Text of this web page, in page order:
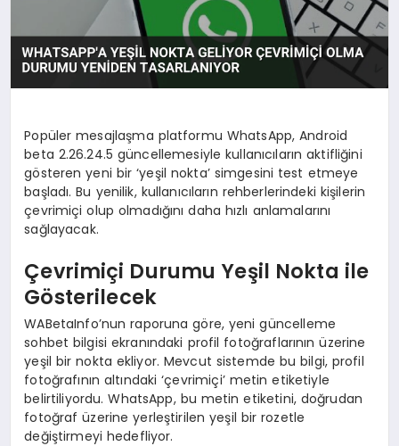
Popüler mesajlaşma platformu WhatsApp, Android
beta 2.26.24.5 güncellemesiyle kullanıcıların aktifliğini
gösteren yeni bir ‘yeşil nokta’ simgesini test etmeye
başladı. Bu yenilik, kullanıcıların rehberlerindeki kişilerin
çevrimiçi olup olmadığını daha hızlı anlamalarını
sağlayacak.
Çevrimiçi Durumu Yeşil Nokta ile
Gösterilecek
WABetaInfo’nun raporuna göre, yeni güncelleme
sohbet bilgisi ekranındaki profil fotoğraflarının üzerine
yeşil bir nokta ekliyor. Mevcut sistemde bu bilgi, profil
fotoğrafının altındaki ‘çevrimiçi’ metin etiketiyle
belirtiliyordu. WhatsApp, bu metin etiketini, doğrudan
fotoğraf üzerine yerleştirilen yeşil bir rozetle
değiştirmeyi hedefliyor.